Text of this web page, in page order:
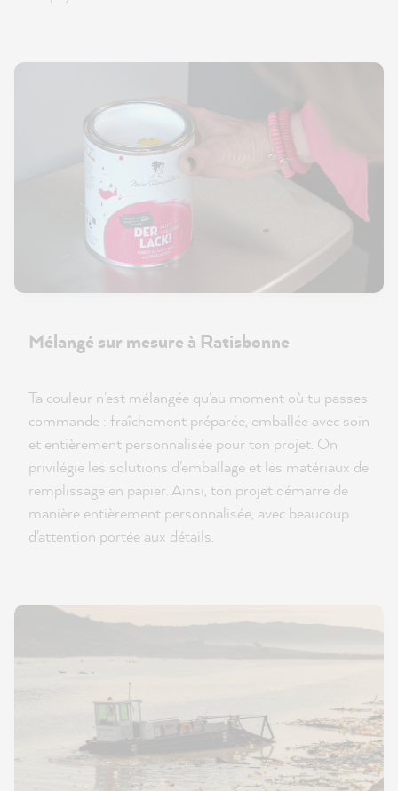
Mélangé sur mesure à Ratisbonne
Ta couleur n'est mélangée qu'au moment où tu passes
commande : fraîchement préparée, emballée avec soin
et entièrement personnalisée pour ton projet. On
privilégie les solutions d'emballage et les matériaux de
remplissage en papier. Ainsi, ton projet démarre de
manière entièrement personnalisée, avec beaucoup
d'attention portée aux détails.